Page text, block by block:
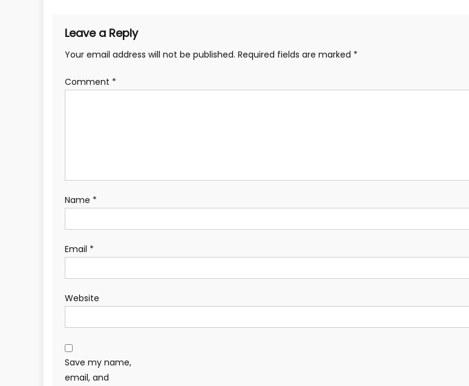
Leave a Reply
Your email address will not be published. Required fields are marked *
Comment *
Name *
Email *
Website
Save my name,
email, and